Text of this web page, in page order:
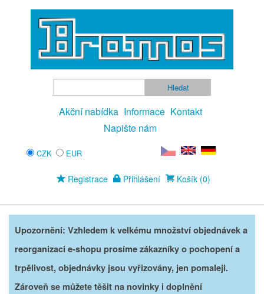
Akční nabídka Informace Kontakt
Napište nám
CZK EUR
Registrace Přihlášení Košík (0)
Upozornění: Vzhledem k velkému množství objednávek a
reorganizaci e-shopu prosíme zákazníky o pochopení a
trpělivost, objednávky jsou vyřizovány, jen pomaleji.
Zároveň se můžete těšit na novinky i doplnění